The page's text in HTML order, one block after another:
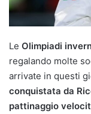
Le Olimpiadi
regalando molte
arrivate in questi
conquistata da
pattinaggio